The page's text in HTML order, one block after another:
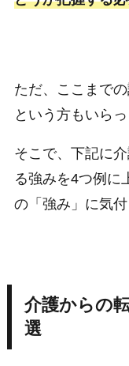
ただ、ここまで
という方もいら
そこで、下記に
る強みを4つ例に
の「強み」に気
介護からの
選